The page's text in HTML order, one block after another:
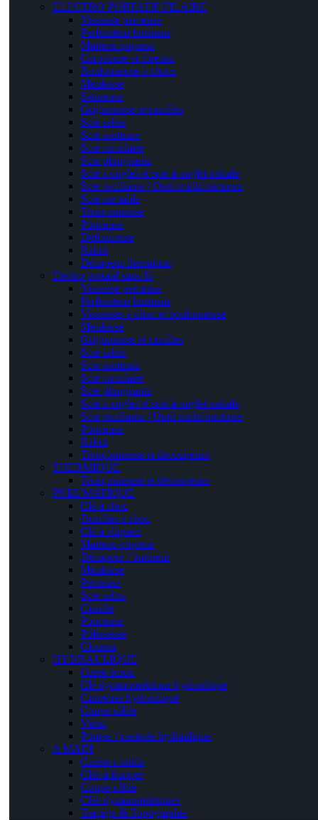
ELECTRO PORTATIF FILAIRE
Visseuse perceuse
Perforateur burineur
Marteau piqueur
Carotteuse et foreuse
Boulonneuse à chocs
Meuleuse
Satineuse
Grignoteuse et cisailles
Scie sabre
Scie sauteuse
Scie circulaire
Scie plongeante
Scie à onglet et scie à onglet radiale
Scie oscillante / Outil multifonctions
Scie sur table
Tronçonneuse
Ponceuse
Défonceuse
Rabot
Décapeur thermique
Electro portatif sans fil
Visseuse perceuse
Perforateur burineur
Visseuses à choc et boulonneuse
Meuleuse
Grignoteuse et cisailles
Scie sabre
Scie sauteuse
Scie circulaire
Scie plongeante
Scie à onglet et scie à onglet radiale
Scie oscillante / Outil multifonctions
Ponceuse
Rabot
Tronçonneuse et découpeuse
THERMIQUE
Tronçonneuse et découpeuse
PNEUMATIQUE
Clé à choc
Douilles à choc
Clé à cliquets
Marteau piqueur
Décapeur / burineur
Meuleuse
Perceuse
Scie sabre
Cisaille
Ponceuse
Polisseuse
Cloueur
HYDRAULIQUE
Casse écrou
Clé dynanométrique hydraulique
Cintreuse hydraulique
Coupe câble
Vérin
Pompe / centrale hydraulique
A MAIN
Caisse à outils
Clés à frapper
Coupe câble
Clés dynanométriques
Traçage & Topographie